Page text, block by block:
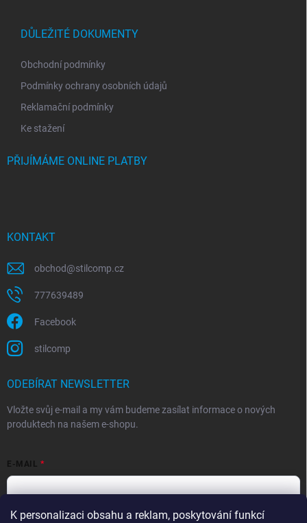
K personalizaci obsahu a reklam, poskytování funkcí
DŮLEŽITÉ DOKUMENTY
Obchodní podmínky
Podmínky ochrany osobních údajů
Reklamační podmínky
Ke stažení
PŘIJÍMÁME ONLINE PLATBY
KONTAKT
obchod@stilcomp.cz
777639489
Facebook
stilcomp
ODEBÍRAT NEWSLETTER
Vložte svůj e-mail a my vám budeme zasílat informace o nových
produktech na našem e-shopu.
E-MAIL
Souhlasím spodmínkami ochrany osobních údajů